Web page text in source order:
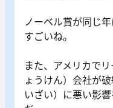
ノーベル賞が同じ
すごいね。
また、アメリカで
ょうけん）会社が
いざい）に悪い影